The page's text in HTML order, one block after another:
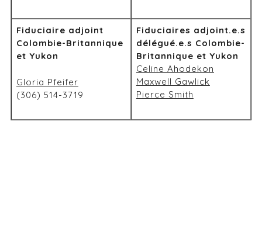
Fiduciaire adjoint
Colombie-Britannique
et Yukon
Gloria Pfeifer
(306) 514-3719
Fiduciaires adjoint.e.s
délégué.e.s Colombie-
Britannique et Yukon
Celine Ahodekon
Maxwell Gawlick
Pierce Smith